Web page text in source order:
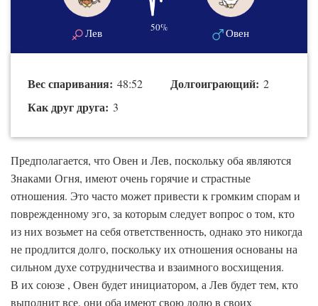
Лев 50% Овен
Вес спаривания: 48:52
Как друг друга: 3
Долгоиграющий: 2
Предполагается, что Овен и Лев, поскольку оба являются
Знаками Огня, имеют очень горячие и страстные
отношения. Это часто может привести к громким спорам и
поврежденному эго, за которым следует вопрос о том, кто
из них возьмет на себя ответственность, однако это никогда
не продлится долго, поскольку их отношения основаны на
сильном духе сотрудничества и взаимного восхищения.
В их союзе , Овен будет инициатором, а Лев будет тем, кто
выполнит все, они оба имеют свою долю в своих